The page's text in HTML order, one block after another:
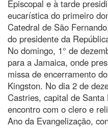
Episcopal e à tarde
eucarística do primeiro
Catedral de São
do presidente da
No domingo, 1° de
para a Jamaica, onde
missa de encerramento
Kingston. No dia 2 de
Castries, capital de Santa
encontro com o clero e
Ano da Evangelização,